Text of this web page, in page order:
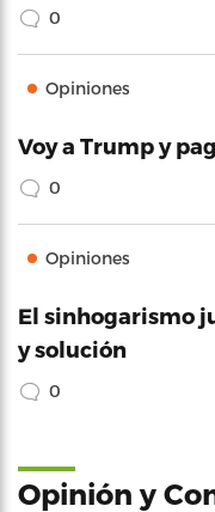
0
Opiniones
Voy a Trump y
0
Opiniones
El sinhogarismo
y solución
0
Opinión y